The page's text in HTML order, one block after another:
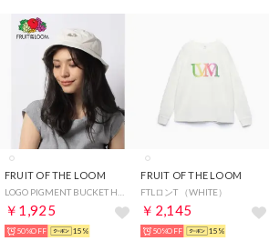
FRUIT OF THE LOOM
￥1,925
50%OFF 15%
FRUIT OF THE LOOM
FTLロンT （WHITE）
￥2,145
50%OFF 15%